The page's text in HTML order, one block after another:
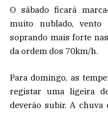
O sábado ficará
muito nublado, vento
soprando mais forte
da ordem dos 70km/h.
Para domingo, as
registar uma ligeira
deverão subir. A